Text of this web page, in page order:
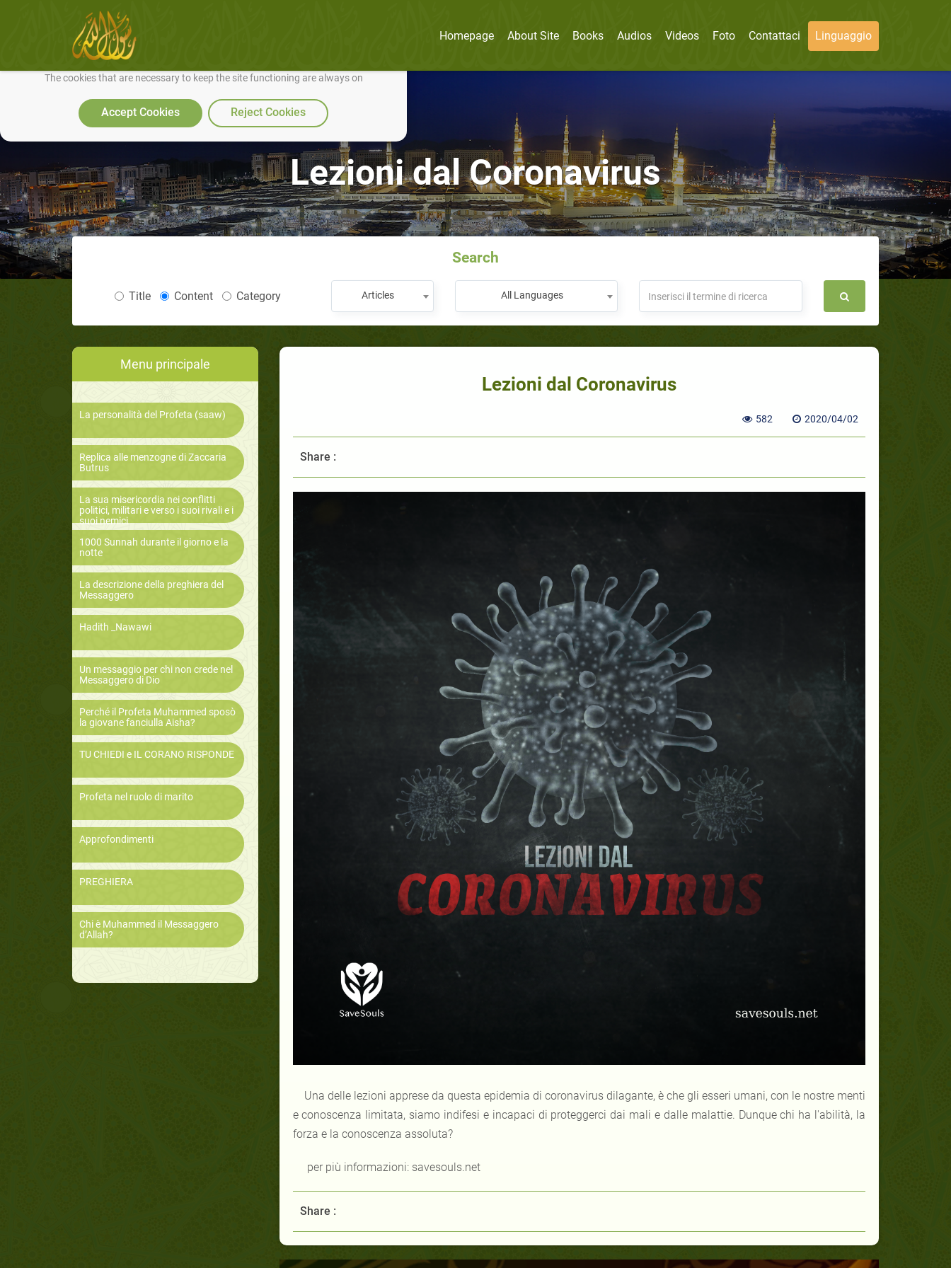
We use cookies to make our site work well for you and so we can continually improve it.
The cookies that are necessary to keep the site functioning are always on
Accept Cookies Reject Cookies
Homepage About Site Books Audios Videos Foto Contattaci Linguaggio
Lezioni dal Coronavirus
Search
Title Content Category Articles All Languages
Menu principale
La personalità del Profeta (saaw)
Replica alle menzogne di Zaccaria
Butrus
La sua misericordia nei conflitti
politici, militari e verso i suoi rivali e i
suoi nemici
1000 Sunnah durante il giorno e la
notte
La descrizione della preghiera del
Messaggero
Hadith _Nawawi
Un messaggio per chi non crede nel
Messaggero di Dio
Perché il Profeta Muhammed sposò
la giovane fanciulla Aisha?
TU CHIEDI e IL CORANO RISPONDE
Profeta nel ruolo di marito
Approfondimenti
PREGHIERA
Chi è Muhammed il Messaggero
d’Allah?
Lezioni dal Coronavirus
582 2020/04/02
Share :
Una delle lezioni apprese da questa epidemia di coronavirus dilagante, è che gli esseri umani, con le nostre menti
e conoscenza limitata, siamo indifesi e incapaci di proteggerci dai mali e dalle malattie. Dunque chi ha l'abilità, la
forza e la conoscenza assoluta?
per più informazioni: savesouls.net
Share :